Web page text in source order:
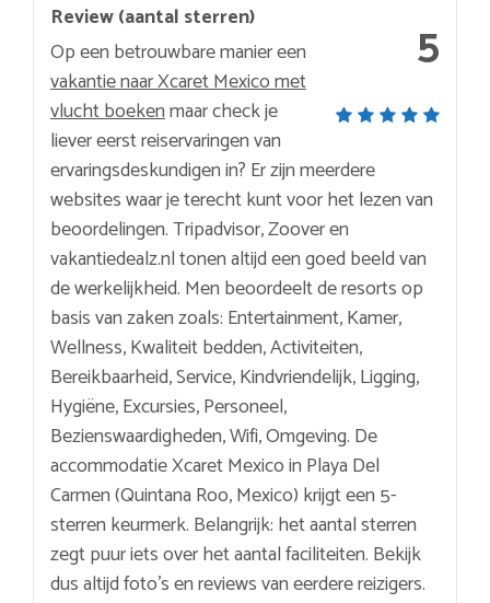
5
Review (aantal sterren)
Op een betrouwbare manier een
vakantie naar Xcaret Mexico met
vlucht boekenmaar check je
liever eerst reiservaringen van
ervaringsdeskundigen in? Er zijn meerdere
websites waar je terecht kunt voor het lezen van
beoordelingen. Tripadvisor, Zoover en
vakantiedealz.nl tonen altijd een goed beeld van
de werkelijkheid. Men beoordeelt de resorts op
basis van zaken zoals: Entertainment, Kamer,
Wellness, Kwaliteit bedden, Activiteiten,
Bereikbaarheid, Service, Kindvriendelijk, Ligging,
Hygiëne, Excursies, Personeel,
Bezienswaardigheden, Wifi, Omgeving. De
accommodatie Xcaret Mexico in Playa Del
Carmen (Quintana Roo, Mexico) krijgt een 5-
sterren keurmerk. Belangrijk: het aantal sterren
zegt puur iets over het aantal faciliteiten. Bekijk
dus altijd foto’s en reviews van eerdere reizigers.